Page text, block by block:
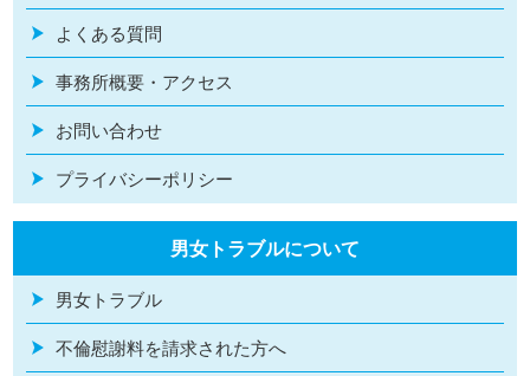
よくある質問
事務所概要・アクセス
お問い合わせ
プライバシーポリシー
男女トラブルについて
男女トラブル
不倫慰謝料を請求された方へ